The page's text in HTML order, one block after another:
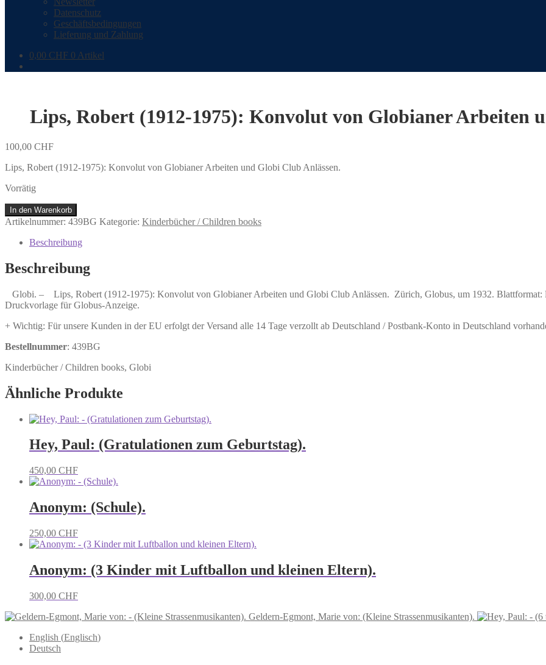
Datenschutz
Geschäftsbedingungen
Lieferung und Zahlung
0,00 CHF 0 Artikel
Lips, Robert (1912-1975): Konvolut von Globianer Arbeiten
100,00 CHF
Lips, Robert (1912-1975): Konvolut von Globianer Arbeiten und Globi Club Anlässen.
Vorrätig
Lips,
Robert
1975):
von
Globianer
und
Globi
Anlässen.
In den Warenkorb
Artikelnummer: 439BG Kategorie: Kinderbücher / Children books
Beschreibung
Beschreibung
Globi. – Lips, Robert (1912-1975): Konvolut von Globianer Arbeiten und Globi Club Anlässen. Zürich, Globus, um 1932. Blattformat:
Druckvorlage für Globus-Anzeige.
+ Wichtig: Für unsere Kunden in der EU erfolgt der Versand alle 14 Tage verzollt ab Deutschland / Postbank-Konto in Deutschland
Bestellnummer: 439BG
Kinderbücher / Children books, Globi
Ähnliche Produkte
Hey, Paul: (Gratulationen zum Geburtstag).
450,00 CHF
Anonym: (Schule).
250,00 CHF
Anonym: (3 Kinder mit Luftballon und kleinen Eltern).
300,00 CHF
Geldern-Egmont, Marie von: (Kleine Strassenmusikanten).
English (Englisch)
Deutsch